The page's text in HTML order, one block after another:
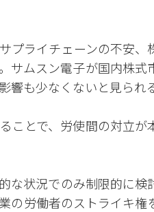
プライチェーンの不安、
サムスン電子が国内株式
も少なくないと見られる
ことで、労使間の対立が
な状況でのみ制限的に検
の労働者のストライキ権